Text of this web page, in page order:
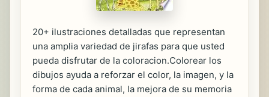
20+ ilustraciones detalladas que representan
una amplia variedad de jirafas para que usted
pueda disfrutar de la coloracion.Colorear los
dibujos ayuda a reforzar el color, la imagen, y la
forma de cada animal, la mejora de su memoria